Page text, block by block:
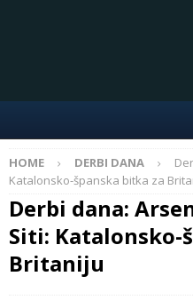
HOME DERBI DANA
Katalonsko-španska bitka za
Derbi dana:
Siti: Katalonsko-
Britaniju